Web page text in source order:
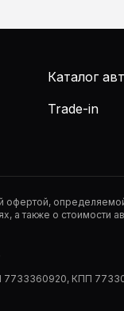
Каталог
Trade-in
офертой,
а также о стоимости
7733360920, КПП